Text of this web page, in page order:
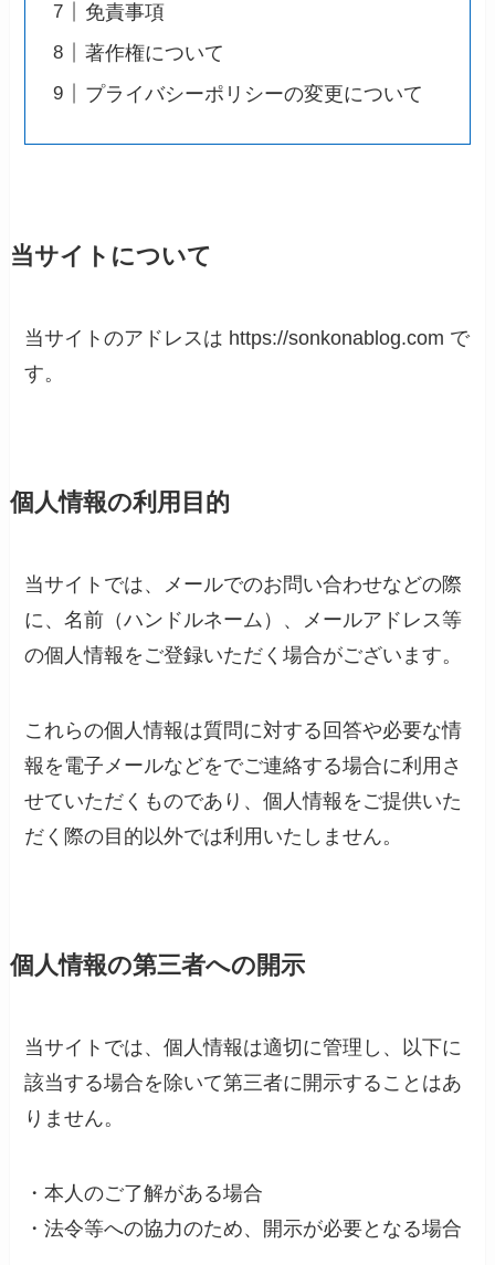
免責事項
著作権について
プライバシーポリシーの変更について
当サイトについて
当サイトのアドレスは https://sonkonablog.com で
す。
個人情報の利用目的
当サイトでは、メールでのお問い合わせなどの際
に、名前（ハンドルネーム）、メールアドレス等
の個人情報をご登録いただく場合がございます。
これらの個人情報は質問に対する回答や必要な情
報を電子メールなどをでご連絡する場合に利用さ
せていただくものであり、個人情報をご提供いた
だく際の目的以外では利用いたしません。
個人情報の第三者への開示
当サイトでは、個人情報は適切に管理し、以下に
該当する場合を除いて第三者に開示することはあ
りません。
・本人のご了解がある場合
・法令等への協力のため、開示が必要となる場合